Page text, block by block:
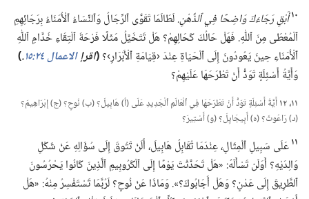
١٠أَبْقِ رَجَاءَكَ وَاضِحًا فِي ٱلذِّهْنِ‏.‏ لَطَالَمَا تَقَوَّى ٱلرِّجَالُ وَٱلنِّسَاءُ ٱلْأُمَنَاءُ بِرَجَائِهِمِ
ٱلْمُعْطَى مِنَ ٱللّٰهِ.‏ فَهَلْ حَالُكَ كَحَالِهِمْ؟‏ هَلْ تَتَخَيَّلُ مَثَلًا فَرْحَةَ ٱلْتِقَاءِ خُدَّامِ ٱللّٰهِ
ٱلْأُمَنَاءِ حِينَ يَعُودُونَ إِلَى ٱلْحَيَاةِ عِنْدَ ‹قِيَامَةِ ٱلْأَبْرَارِ›؟‏‏(‏اقرإالاعمال ٢٤:‏١٥ ‏.‏
‏)‏
وَأَيَّةُ أَسْئِلَةٍ تَوَدُّ أَنْ تَطْرَحَهَا عَلَيْهِمْ؟‏
١١،‏ ١٢
أَيَّةُ أَسْئِلَةٍ تَوَدُّ أَنْ تَطْرَحَهَا فِي ٱلْعَالَمِ ٱلْجَدِيدِ عَلَى (‏أ)‏ هَابِيلَ؟‏ (‏ب)‏ نُوحٍ؟‏ (‏ج)‏ إِبْرَاهِيمَ؟‏
(‏د)‏ رَاعُوثَ؟‏ (‏ه)‏ أَبِيجَايِلَ؟‏ (‏و)‏ أَسْتِيرَ؟‏
١١عَلَى سَبِيلِ ٱلْمِثَالِ،‏ عِنْدَمَا تُقَابِلُ هَابِيلَ،‏ أَلَنْ تَتُوقَ إِلَى سُؤَالِهِ عَنْ شَكْلِ
وَالِدَيْهِ؟‏ أَوَلَن تَسْأَلَهُ:‏ «هَلْ تَحَدَّثْتَ يَوْمًا إِلَى ٱلْكَرُوبِيمِ ٱلَّذِينَ كَانُوا يَحْرُسُونَ
ٱلطَّرِيقَ إِلَى عَدْنٍ؟‏ وَهَلْ أَجَابُوكَ؟‏».‏ وَمَاذَا عَنْ نُوحٍ؟‏ لَرُبَّمَا تَسْتَفْسِرُ مِنْهُ:‏ «هَلْ